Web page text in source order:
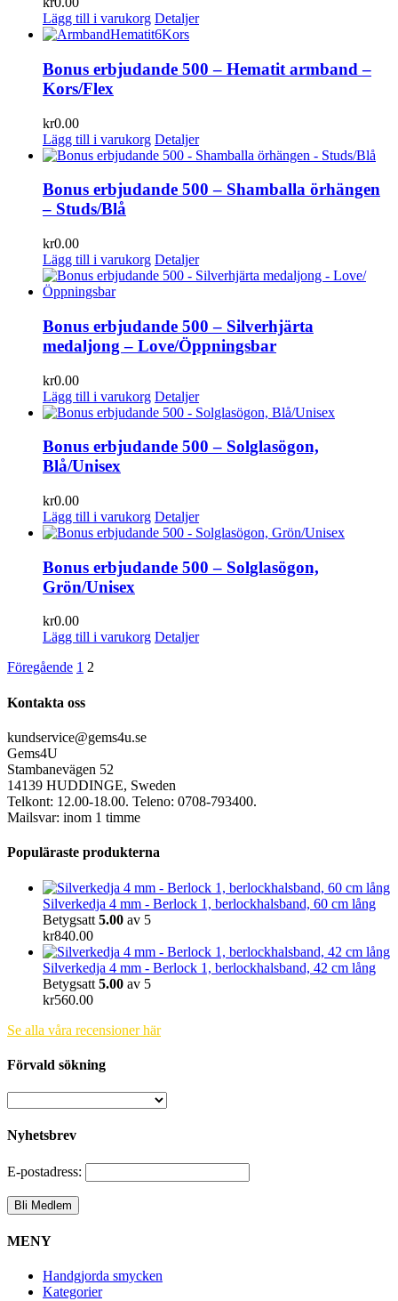
Lägg till i varukorg Detaljer
Bonus erbjudande 500 – Hematit armband –
Kors/Flex
kr0.00
Lägg till i varukorg Detaljer
Bonus erbjudande 500 – Shamballa örhängen
– Studs/Blå
kr0.00
Lägg till i varukorg Detaljer
Bonus erbjudande 500 – Silverhjärta
medaljong – Love/Öppningsbar
kr0.00
Lägg till i varukorg Detaljer
Bonus erbjudande 500 – Solglasögon,
Blå/Unisex
kr0.00
Lägg till i varukorg Detaljer
Bonus erbjudande 500 – Solglasögon,
Grön/Unisex
kr0.00
Lägg till i varukorg Detaljer
Föregående 1 2
Kontakta oss
kundservice@gems4u.se
Gems4U
Stambanevägen 52
14139 HUDDINGE, Sweden
Telkont: 12.00-18.00. Teleno: 0708-793400.
Mailsvar: inom 1 timme
Populäraste produkterna
Silverkedja 4 mm - Berlock 1, berlockhalsband, 60 cm lång
Betygsatt 5.00 av 5
kr840.00
Silverkedja 4 mm - Berlock 1, berlockhalsband, 42 cm lång
Betygsatt 5.00 av 5
kr560.00
Se alla våra recensioner här
Förvald sökning
Nyhetsbrev
E-postadress:
MENY
Handgjorda smycken
Kategorier